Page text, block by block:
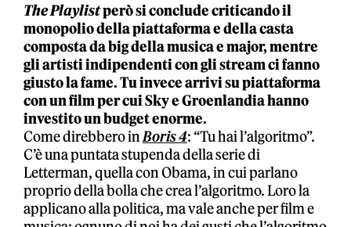
The Playlistperò si conclude criticando il
monopolio della piattaforma e della casta
composta da big della musica e major, mentre
gli artisti indipendenti con gli stream ci fanno
giusto la fame. Tu invece arrivi su piattaforma
con un film per cui Sky e Groenlandia hanno
investito un budget enorme.
Come direbbero in Boris 4: “Tu hai l’algoritmo”.
C’è una puntata stupenda della serie di
Letterman, quella con Obama, in cui parlano
proprio della bolla che crea l’algoritmo. Loro la
applicano alla politica, ma vale anche per film e